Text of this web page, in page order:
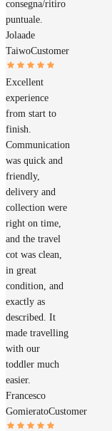
consegna/ritiro
puntuale.
Jolaade
TaiwoCustomer
Excellent
experience
from start to
finish.
Communication
was quick and
friendly,
delivery and
collection were
right on time,
and the travel
cot was clean,
in great
condition, and
exactly as
described. It
made travelling
with our
toddler much
easier.
Francesco
GomieratoCustomer